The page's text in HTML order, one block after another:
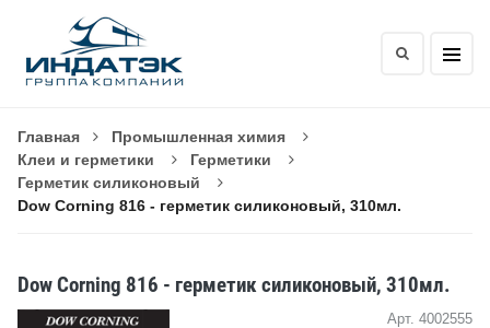
Главная
Промышленная химия
Клеи и герметики
Герметики
Герметик силиконовый
Dow Corning 816 - герметик силиконовый, 310мл.
Dow Corning 816 - герметик силиконовый, 310мл.
Арт. 4002555